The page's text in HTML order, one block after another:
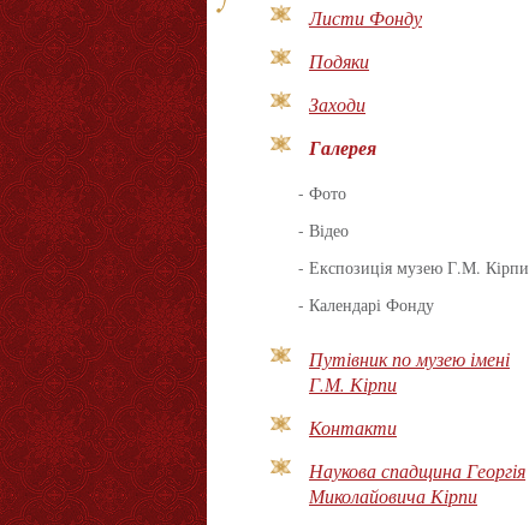
Листи Фонду
Подяки
Заходи
Галерея
- Фото
- Відео
- Експозиція музею Г.М. Кірпи
- Календарі Фонду
Путівник по музею імені
Г.М. Кірпи
Контакти
Наукова спадщина Георгія
Миколайовича Кірпи